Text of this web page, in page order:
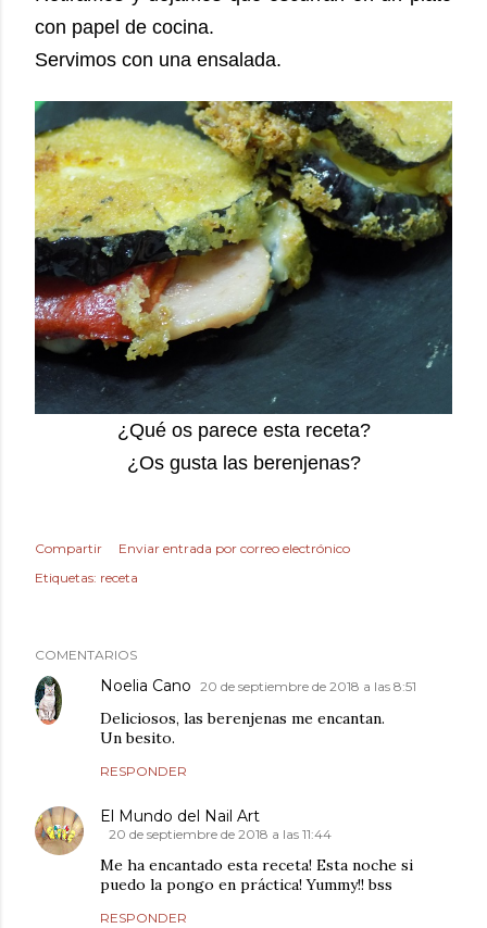
con papel de cocina.
Servimos con una ensalada.
¿Qué os parece esta receta?
¿Os gusta las berenjenas?
Compartir
Enviar entrada por correo electrónico
Etiquetas: receta
COMENTARIOS
Noelia Cano 20 de septiembre de 2018 a las 8:51
Deliciosos, las berenjenas me encantan.
Un besito.
RESPONDER
El Mundo del Nail Art
20 de septiembre de 2018 a las 11:44
Me ha encantado esta receta! Esta noche si
puedo la pongo en práctica! Yummy!! bss
RESPONDER